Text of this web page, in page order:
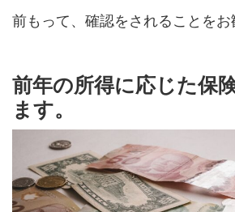
前もって、確認をされることをお
前年の所得に応じた保
ます。